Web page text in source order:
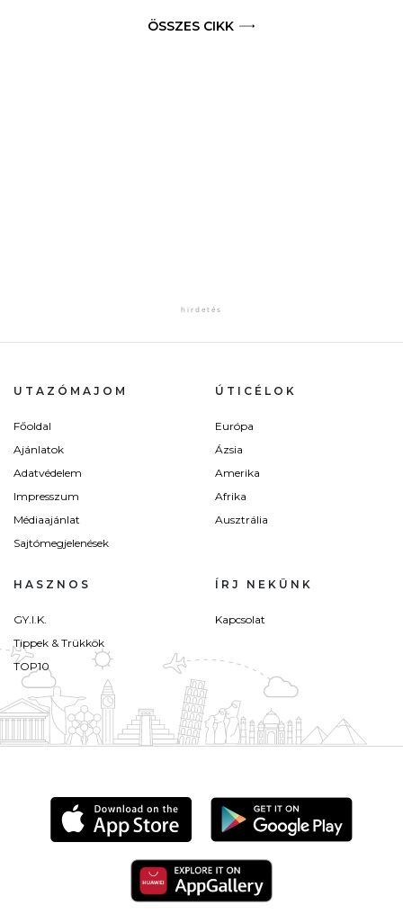
ÖSSZES CIKK
UTAZÓMAJOM
Főoldal
Ajánlatok
Adatvédelem
Impresszum
Médiaajánlat
Sajtómegjelenések
ÚTICÉLOK
Európa
Ázsia
Amerika
Afrika
Ausztrália
HASZNOS
GY.I.K.
Tippek & Trükkök
TOP10
ÍRJ NEKÜNK
Kapcsolat